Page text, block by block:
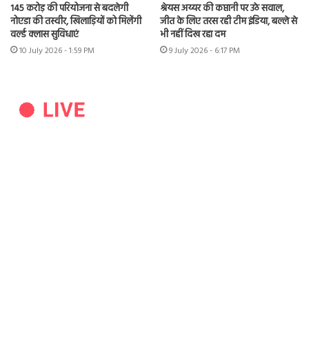
145 करोड़ की परियोजना से बदलेगी
नोएडा की तस्वीर, खिलाड़ियों को मिलेंगी
वर्ल्ड क्लास सुविधाएं
10 July 2026 - 1:59 PM
श्रेयस अय्यर की कप्तानी पर उठे सवाल,
जीत के लिए तरस रही टीम इंडिया, बल्ले से
भी नहीं दिख रहा दम
9 July 2026 - 6:17 PM